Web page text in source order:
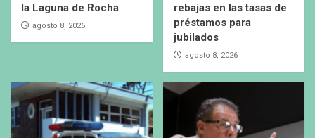
la Laguna de Rocha
agosto 8, 2026
rebajas en las tasas de
préstamos para
jubilados
agosto 8, 2026